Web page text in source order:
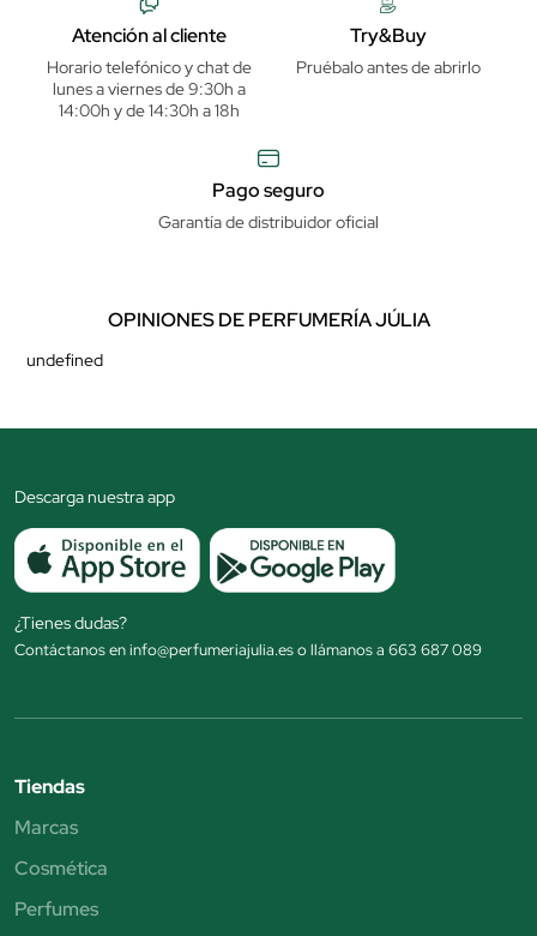
Atención al cliente
Horario telefónico y chat de
lunes a viernes de 9:30h a
14:00h y de 14:30h a 18h
Try&Buy
Pruébalo antes de abrirlo
Pago seguro
Garantía de distribuidor oficial
OPINIONES DE PERFUMERÍA JÚLIA
undefined
Descarga nuestra app
¿Tienes dudas?
Contáctanos en info@perfumeriajulia.es o llámanos a 663 687 089
Tiendas
Marcas
Cosmética
Perfumes